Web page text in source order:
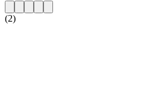
(2)